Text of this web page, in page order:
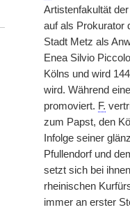
Artistenfakultät
auf als Prokurator
Stadt Metz als
Enea Silvio
Kölns und wird
wird. Während
promoviert. F.
zum Papst, den
Infolge seiner
Pfullendorf und
setzt sich bei
rheinischen
immer an erster